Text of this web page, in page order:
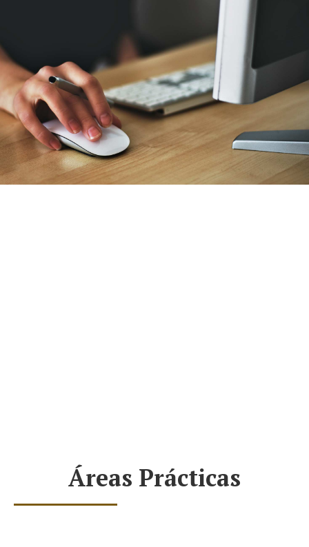
Áreas Prácticas